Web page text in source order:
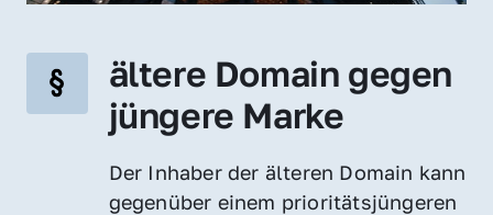
ältere Domain gegen
jüngere Marke
Der Inhaber der älteren Domain kann
gegenüber einem prioritätsjüngeren